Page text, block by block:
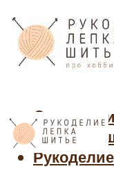
Кройка и
Рукоделие